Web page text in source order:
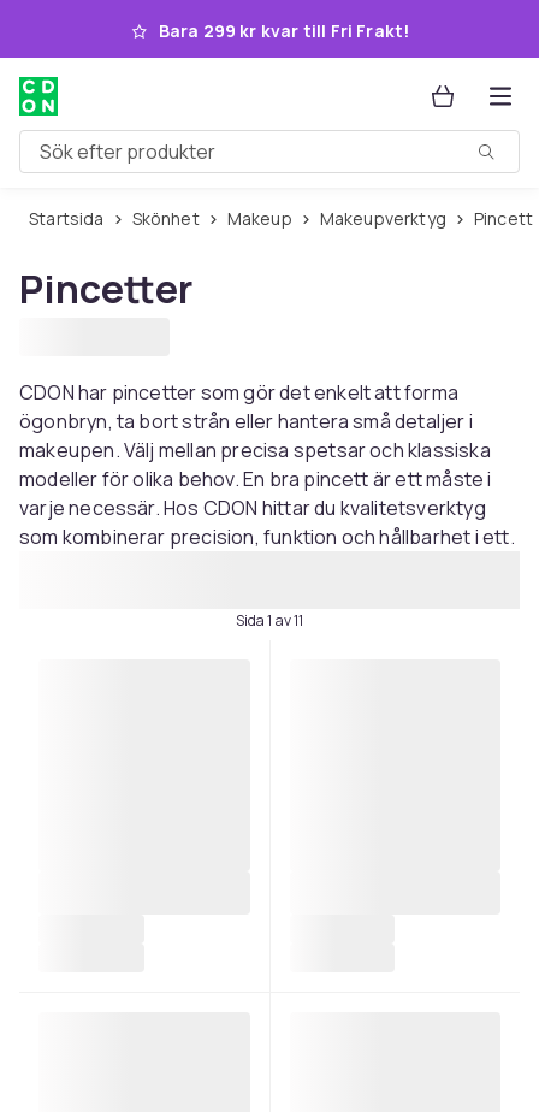
Hoppa till huvudinnehållet
Bara 299 kr kvar till Fri Frakt!
Sök efter produkter
Startsida Skönhet Makeup Makeupverktyg Pincett
Pincetter
CDON har pincetter som gör det enkelt att forma
ögonbryn, ta bort strån eller hantera små detaljer i
makeupen. Välj mellan precisa spetsar och klassiska
modeller för olika behov. En bra pincett är ett måste i
varje necessär. Hos CDON hittar du kvalitetsverktyg
som kombinerar precision, funktion och hållbarhet i ett.
Sida 1 av 11